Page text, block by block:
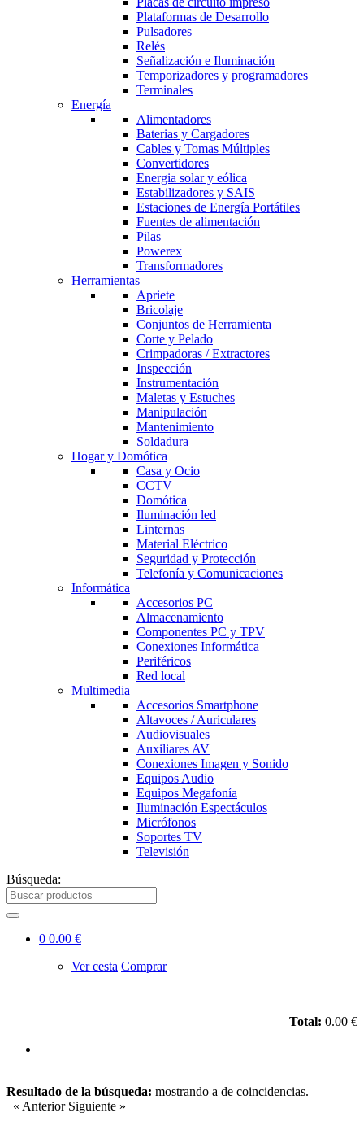
Plataformas de Desarrollo
Pulsadores
Relés
Señalización e Iluminación
Temporizadores y programadores
Terminales
Energía
Alimentadores
Baterias y Cargadores
Cables y Tomas Múltiples
Convertidores
Energia solar y eólica
Estabilizadores y SAIS
Estaciones de Energía Portátiles
Fuentes de alimentación
Pilas
Powerex
Transformadores
Herramientas
Apriete
Bricolaje
Conjuntos de Herramienta
Corte y Pelado
Crimpadoras / Extractores
Inspección
Instrumentación
Maletas y Estuches
Manipulación
Mantenimiento
Soldadura
Hogar y Domótica
Casa y Ocio
CCTV
Domótica
Iluminación led
Linternas
Material Eléctrico
Seguridad y Protección
Telefonía y Comunicaciones
Informática
Accesorios PC
Almacenamiento
Componentes PC y TPV
Conexiones Informática
Periféricos
Red local
Multimedia
Accesorios Smartphone
Altavoces / Auriculares
Audiovisuales
Auxiliares AV
Conexiones Imagen y Sonido
Equipos Audio
Equipos Megafonía
Iluminación Espectáculos
Micrófonos
Soportes TV
Televisión
Búsqueda:
0 0.00 €
Ver cesta Comprar
Total: 0.00 €
Resultado de la búsqueda: mostrando a de coincidencias.
« Anterior Siguiente »